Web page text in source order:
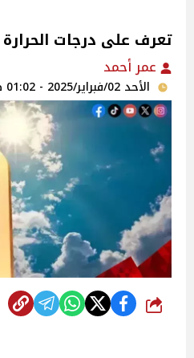
تعرف على درجات الحرارة
عمر أحمد
الأحد 02/فبراير/2025 - 01:02 ص
شارك